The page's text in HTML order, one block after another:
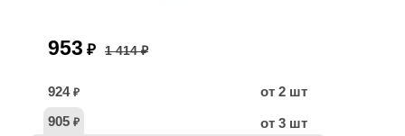
953 ₽ 1 414 ₽
924 ₽
от 2 шт
905 ₽ от 3 шт